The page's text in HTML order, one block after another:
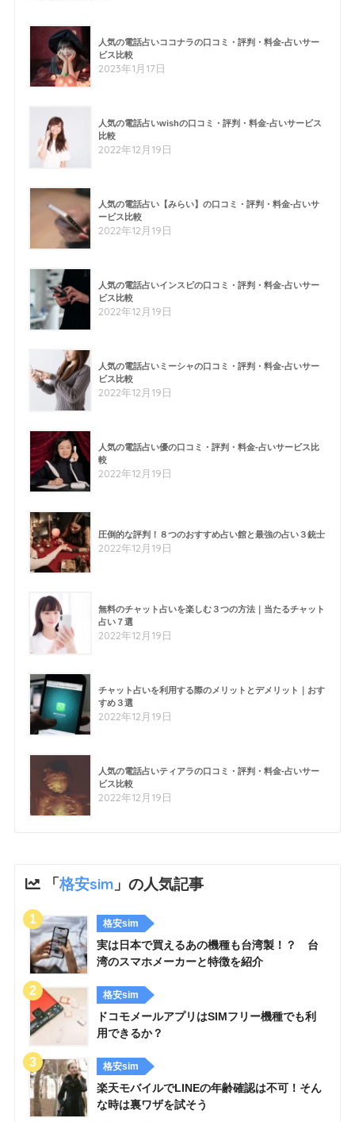
人気の電話占いココナラの口コミ・評判・料金-占いサー
ビス比較
2023年1月17日
人気の電話占いwishの口コミ・評判・料金-占いサービス
比較
2022年12月19日
人気の電話占い【みらい】の口コミ・評判・料金-占いサ
ービス比較
2022年12月19日
人気の電話占いインスピの口コミ・評判・料金-占いサー
ビス比較
2022年12月19日
人気の電話占いミーシャの口コミ・評判・料金-占いサー
ビス比較
2022年12月19日
人気の電話占い優の口コミ・評判・料金-占いサービス比
較
2022年12月19日
圧倒的な評判！８つのおすすめ占い館と最強の占い３銃士
2022年12月19日
無料のチャット占いを楽しむ３つの方法｜当たるチャット
占い７選
2022年12月19日
チャット占いを利用する際のメリットとデメリット｜おす
すめ３選
2022年12月19日
人気の電話占いティアラの口コミ・評判・料金-占いサー
ビス比較
2022年12月19日
「格安sim」の人気記事
格安sim
実は日本で買えるあの機種も台湾製！？ 台
湾のスマホメーカーと特徴を紹介
格安sim
ドコモメールアプリはSIMフリー機種でも利
用できるか？
格安sim
楽天モバイルでLINEの年齢確認は不可！そん
な時は裏ワザを試そう